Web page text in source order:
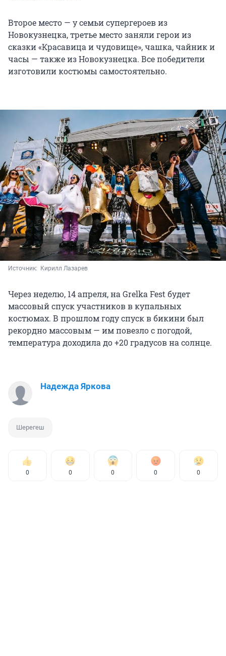
Второе место — у семьи супергероев из
Новокузнецка, третье место заняли герои из
сказки «Красавица и чудовище», чашка, чайник и
часы — также из Новокузнецка. Все победители
изготовили костюмы самостоятельно.
Источник: Кирилл Лазарев
Через неделю, 14 апреля, на Grelka Fest будет
массовый спуск участников в купальных
костюмах. В прошлом году спуск в бикини был
рекордно массовым — им повезло с погодой,
температура доходила до +20 градусов на солнце.
Надежда Яркова
Шерегеш
0 0 0 0 0